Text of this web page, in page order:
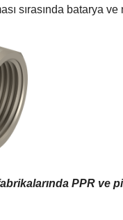
sırasında batarya
PPR ve